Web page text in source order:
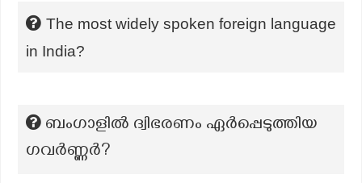
The most widely spoken foreign language
in India?
ബംഗാളിൽ ദ്വിഭരണം ഏർപ്പെടുത്തിയ
ഗവർണ്ണർ?